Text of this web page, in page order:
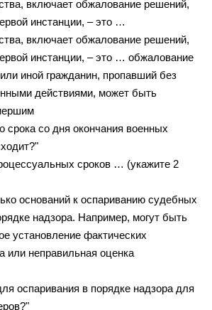
включает обжалование решений,
инстанции, – это …
включает обжалование решений,
инстанции, – это … обжалование
иной гражданин, пропавший без
действиями, может быть
срока со дня окончания военных
сроков … (укажите 2
оснований к оспариванию судебных
надзора. Например, могут быть
установление фактических
или неправильная оценка
оспаривания в порядке надзора для